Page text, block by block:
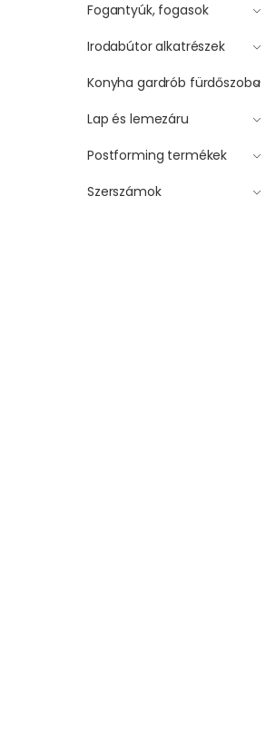
Fogantyúk, fogasok
Irodabútor alkatrészek
Konyha gardrób fürdőszoba
Lap és lemezáru
Postforming termékek
Szerszámok